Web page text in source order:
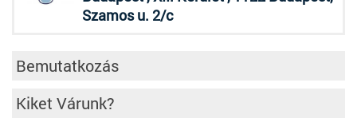
Szamos u. 2/c
Bemutatkozás
Kiket Várunk?